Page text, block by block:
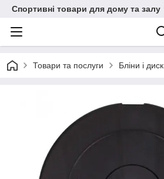
Спортивні товари для дому та залу
Товари та послуги Бліни і